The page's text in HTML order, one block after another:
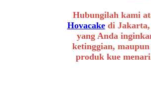
Hubungilah kami
Hovacakedi Jakarta,
yang Anda
ketinggian,
produk kue